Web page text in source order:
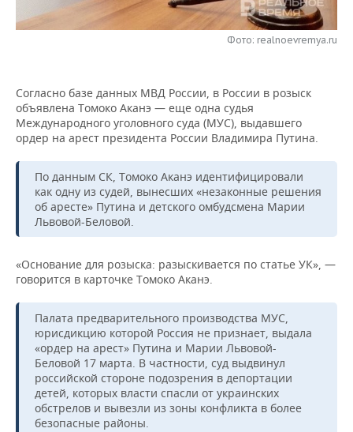
НЕФТЕХИМИЯ
ЭНЕРГЕТИКА
РОЗНИЧНАЯ ТОРГОВЛЯ
УСЛУГИ
НОВОСТИ ТЕХНОЛОГИЙ
МЕДИА
ТЕЛЕКОММУНИКАЦИИ
МЕРОПРИЯТИЯ
ВЫЕЗДНАЯ РЕДАКЦИЯ
БИЗНЕС-БРАНЧИ
ONLINE-КОНФЕРЕНЦИИ
ОТКРЫТАЯ ЛЕКЦИЯ
НОВОСТИ СПОРТА
ФУТБОЛ
ХОККЕЙ
БАСКЕТБОЛ
КИБЕРСПОРТ
ФИГУРНОЕ КАТАНИЕ
ВОДНЫЕ ВИДЫ СПОРТА
ХОККЕЙ С МЯЧОМ
ОБЩЕСТВО
НОВОСТИ ОБЩЕСТВА
ВЛАСТЬ
ИНФРАСТРУКТУРА
КУЛЬТУРА
МЕДИЦИНА
ОБРАЗОВАНИЕ
ПРОИСШЕСТВИЯ
ФОТОГАЛЕРЕЯ
СЮЖЕТЫ
СПРАВОЧНИК
СПИСОК КОМПАНИЙ
Фото: realnoevremya.ru
Согласно базе данных МВД России, в России в розыск
объявлена Томоко Аканэ — еще одна судья
Международного уголовного суда (МУС), выдавшего
ордер на арест президента России Владимира Путина.
По данным СК, Томоко Аканэ идентифицировали
как одну из судей, вынесших «незаконные решения
об аресте» Путина и детского омбудсмена Марии
Львовой-Беловой.
«Основание для розыска: разыскивается по статье УК», —
говорится в карточке Томоко Аканэ.
Палата предварительного производства МУС,
юрисдикцию которой Россия не признает, выдала
«ордер на арест» Путина и Марии Львовой-
Беловой 17 марта. В частности, суд выдвинул
российской стороне подозрения в депортации
детей, которых власти спасли от украинских
обстрелов и вывезли из зоны конфликта в более
безопасные районы.